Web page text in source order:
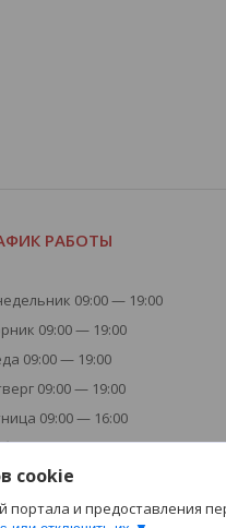
РАБОТЫ
09:00 — 19:00
09:00 — 19:00
09:00 — 19:00
09:00 — 19:00
09:00 — 16:00
- Выходной
- Выходной
cookie
и предоставления